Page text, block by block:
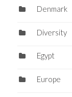
Denmark
Diversity
Egypt
Europe